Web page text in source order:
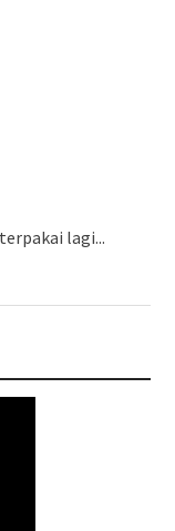
lagi...